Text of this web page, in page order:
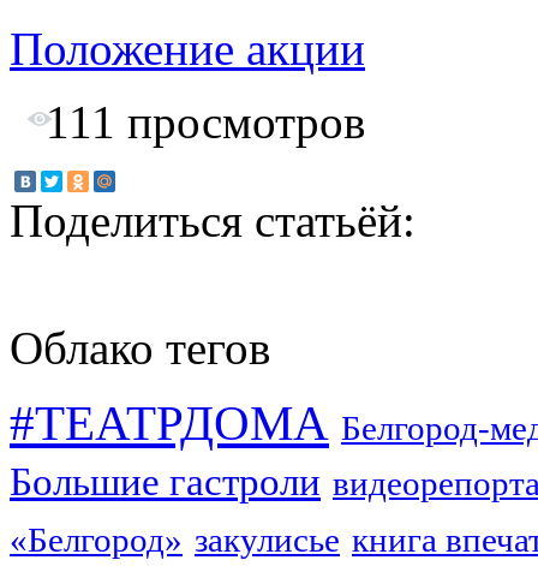
Положение акции
111 просмотров
Поделиться статьёй:
Облако тегов
#ТЕАТРДОМА Белгород-
Большие гастроли
«Белгород» закулисье книга